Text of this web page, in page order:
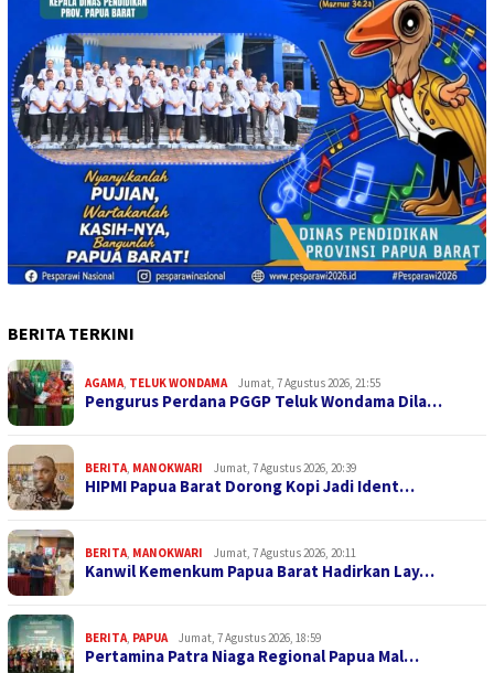
BERITA TERKINI
AGAMA, TELUK WONDAMA Jumat, 7 Agustus 2026, 21:55
Pengurus Perdana PGGP Teluk Wondama Dila…
BERITA, MANOKWARI Jumat, 7 Agustus 2026, 20:39
HIPMI Papua Barat Dorong Kopi Jadi Ident…
BERITA, MANOKWARI Jumat, 7 Agustus 2026, 20:11
Kanwil Kemenkum Papua Barat Hadirkan Lay…
BERITA, PAPUA Jumat, 7 Agustus 2026, 18:59
Pertamina Patra Niaga Regional Papua Mal…